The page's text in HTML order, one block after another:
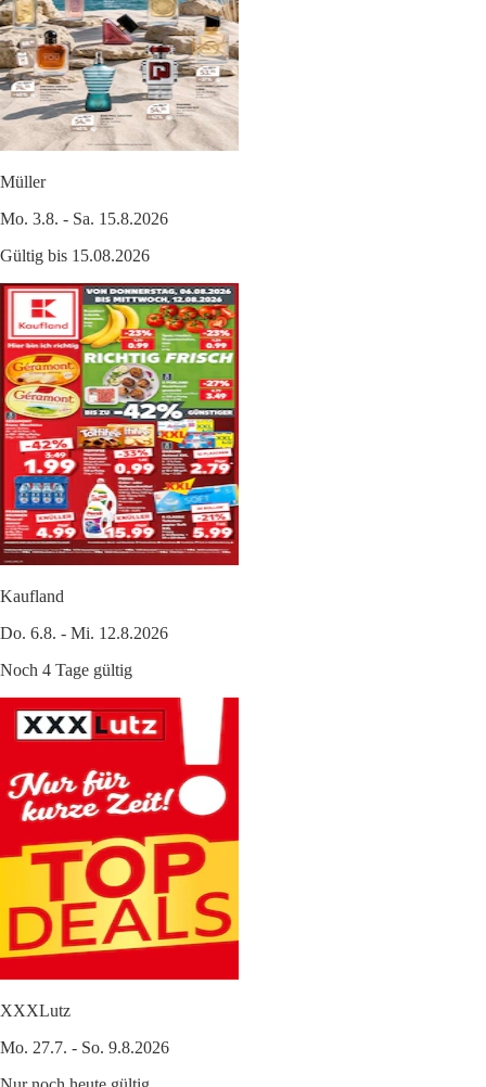
Müller
Mo. 3.8. - Sa. 15.8.2026
Gültig bis 15.08.2026
Kaufland
Do. 6.8. - Mi. 12.8.2026
Noch 4 Tage gültig
XXXLutz
Mo. 27.7. - So. 9.8.2026